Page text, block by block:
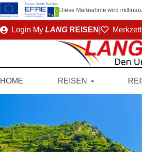
Diese Maßnahme wird
DirektLogin My LANG REISEN
HOME REISEN